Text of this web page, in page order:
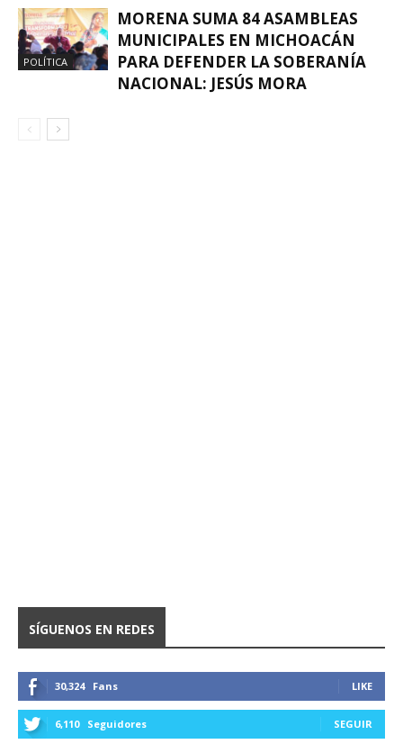
POLÍTICA
MORENA SUMA 84 ASAMBLEAS
MUNICIPALES EN MICHOACÁN
PARA DEFENDER LA SOBERANÍA
NACIONAL: JESÚS MORA
SÍGUENOS EN REDES
30,324 Fans LIKE
6,110 Seguidores SEGUIR